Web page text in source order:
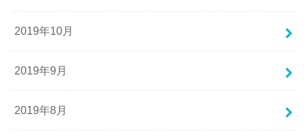
2019年10月
2019年9月
2019年8月